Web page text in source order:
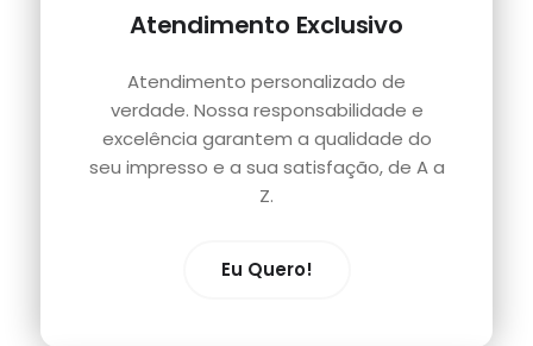
Atendimento Exclusivo
Atendimento personalizado de
verdade. Nossa responsabilidade e
excelência garantem a qualidade do
seu impresso e a sua satisfação, de A a
Z.
Eu Quero!